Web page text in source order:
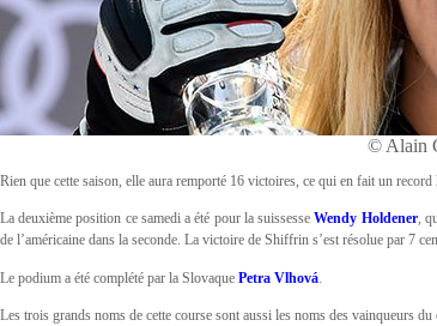
© Alain
Rien que cette saison, elle aura remporté 16 victoires, ce qui en fait un
La deuxième position ce samedi a été pour la suissesseWendy Holdener,
de l’américaine dans la seconde. La victoire de Shiffrin s’est résolue par 7
Le podium a été complété par la Slovaque Petra Vlhová
Les trois grands noms de cette course sont aussi les noms des vainqueurs